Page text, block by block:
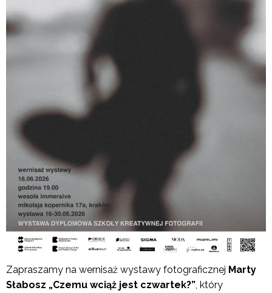
Zapraszamy na wernisaż wystawy fotograficznej Marty
Słabosz „Czemu wciąż jest czwartek?” , który